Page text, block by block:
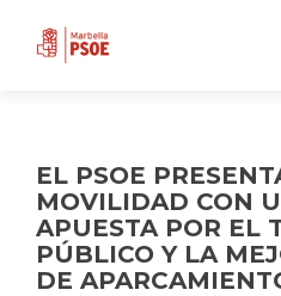
EL PSOE
MOVILIDAD CON
APUESTA POR EL
PÚBLICO Y LA
DE